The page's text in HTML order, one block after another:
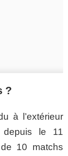
?
à l’extérieur
depuis le 11
10 matchs